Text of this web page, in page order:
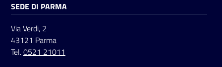
SEDE DI PARMA
Via Verdi, 2
43121 Parma
Tel.0521 21011